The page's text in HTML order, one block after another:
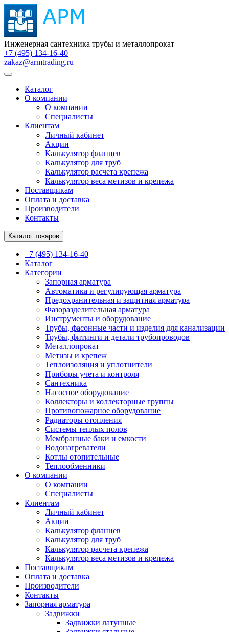
Инженерная сантехника трубы и металлопрокат
+7 (495) 134-16-40
zakaz@armtrading.ru
Каталог
О компании
О компании
Специалисты
Клиентам
Личный кабинет
Акции
Калькулятор фланцев
Калькулятор для труб
Калькулятор расчета крепежа
Калькулятор веса метизов и крепежа
Поставщикам
Оплата и доставка
Производители
Контакты
Каталог товаров
+7 (495) 134-16-40
Каталог
Категории
Запорная арматура
Автоматика и регулирующая арматура
Предохранительная и защитная арматура
Фазоразделительная арматура
Инструменты и оборудование
Трубы, фасонные части и изделия для канализации
Трубы, фитинги и детали трубопроводов
Металлопрокат
Метизы и крепеж
Теплоизоляция и уплотнители
Приборы учета и контроля
Сантехника
Насосное оборудование
Коллекторы и коллекторные группы
Противопожарное оборудование
Радиаторы отопления
Системы теплых полов
Мембранные баки и емкости
Водонагреватели
Котлы отопительные
Теплообменники
О компании
О компании
Специалисты
Клиентам
Личный кабинет
Акции
Калькулятор фланцев
Калькулятор для труб
Калькулятор расчета крепежа
Калькулятор веса метизов и крепежа
Поставщикам
Оплата и доставка
Производители
Контакты
Запорная арматура
Задвижки
Задвижки латунные